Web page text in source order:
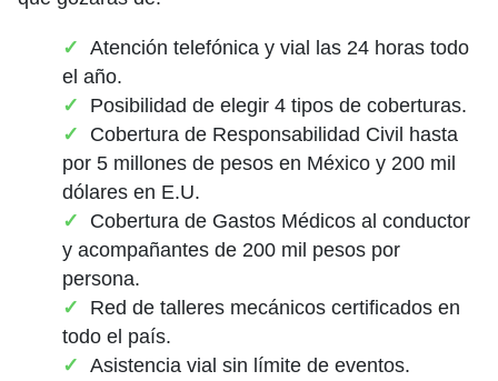
Atención telefónica y vial las 24 horas todo
el año.
Posibilidad de elegir 4 tipos de coberturas.
Cobertura de Responsabilidad Civil hasta
por 5 millones de pesos en México y 200 mil
dólares en E.U.
Cobertura de Gastos Médicos al conductor
y acompañantes de 200 mil pesos por
persona.
Red de talleres mecánicos certificados en
todo el país.
Asistencia vial sin límite de eventos.